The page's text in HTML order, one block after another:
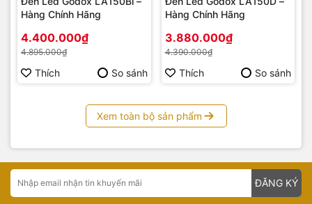
độc lập.
Hàng Chính Hãng
4.400.000₫
4.895.000₫
Thích So sánh
Hàng Chính Hãng
3.880.000₫
4.390.000₫
Thích So sánh
Xem toàn bộ sản phẩm
ĐĂNG KÝ